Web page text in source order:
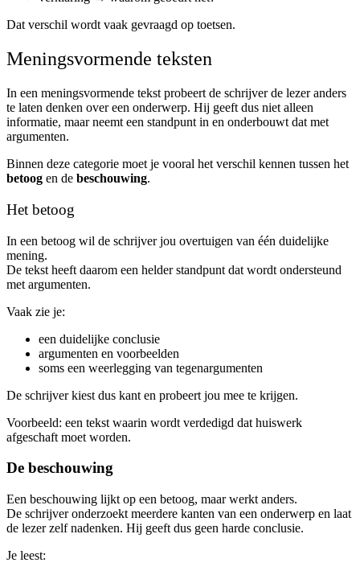
Dat verschil wordt vaak gevraagd op toetsen.
Meningsvormende teksten
In een meningsvormende tekst probeert de schrijver de lezer anders
te laten denken over een onderwerp. Hij geeft dus niet alleen
informatie, maar neemt een standpunt in en onderbouwt dat met
argumenten.
Binnen deze categorie moet je vooral het verschil kennen tussen het
betoog en de beschouwing.
Het betoog
In een betoog wil de schrijver jou overtuigen van één duidelijke
mening.
De tekst heeft daarom een helder standpunt dat wordt ondersteund
met argumenten.
Vaak zie je:
een duidelijke conclusie
argumenten en voorbeelden
soms een weerlegging van tegenargumenten
De schrijver kiest dus kant en probeert jou mee te krijgen.
Voorbeeld: een tekst waarin wordt verdedigd dat huiswerk
afgeschaft moet worden.
De beschouwing
Een beschouwing lijkt op een betoog, maar werkt anders.
De schrijver onderzoekt meerdere kanten van een onderwerp en laat
de lezer zelf nadenken. Hij geeft dus geen harde conclusie.
Je leest: